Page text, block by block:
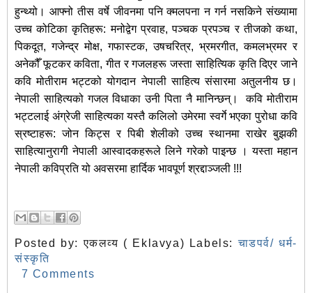
हुन्थ्यो। आफ्नो तीस वर्षे जीवनमा पनि क्मलपना न गर्न नसकिने संख्यामा
उच्च कोटिका कृतिहरू: मनोद्वेग प्रवाह, पञ्चक प्रपञ्च र तीजको कथा,
पिकदूत, गजेन्द्र मोक्ष, गफास्टक, उषचरित्र, भ्रमरगीत, कमलभ्रमर र
अनेकौँ फूटकर कविता, गीत र गजलहरू जस्ता साहित्यिक कृति दिएर जाने
कवि मोतीराम भट्टको योगदान नेपाली साहित्य संसारमा अतुलनीय छ।
नेपाली साहित्यको गजल विधाका उनी पिता नै मानिन्छन्। कवि मोतीराम
भट्टलाई अंग्रेजी साहित्यका यस्तै कलिलो उमेरमा स्वर्गे भएका पुरोधा कवि
स्रष्टाहरू: जोन किट्स र पिबी शेलीको उच्च स्थानमा राखेर बुझकी
साहित्यानुरागी नेपाली आस्वादकहरूले लिने गरेको पाइन्छ । यस्ता महान
नेपाली कविप्रति यो अवसरमा हार्दिक भावपूर्ण श्रद्दाञ्जली !!!
Posted by:एकलव्य ( Eklavya) Labels:चाडपर्व/ धर्म-
संस्कृति
7 Comments